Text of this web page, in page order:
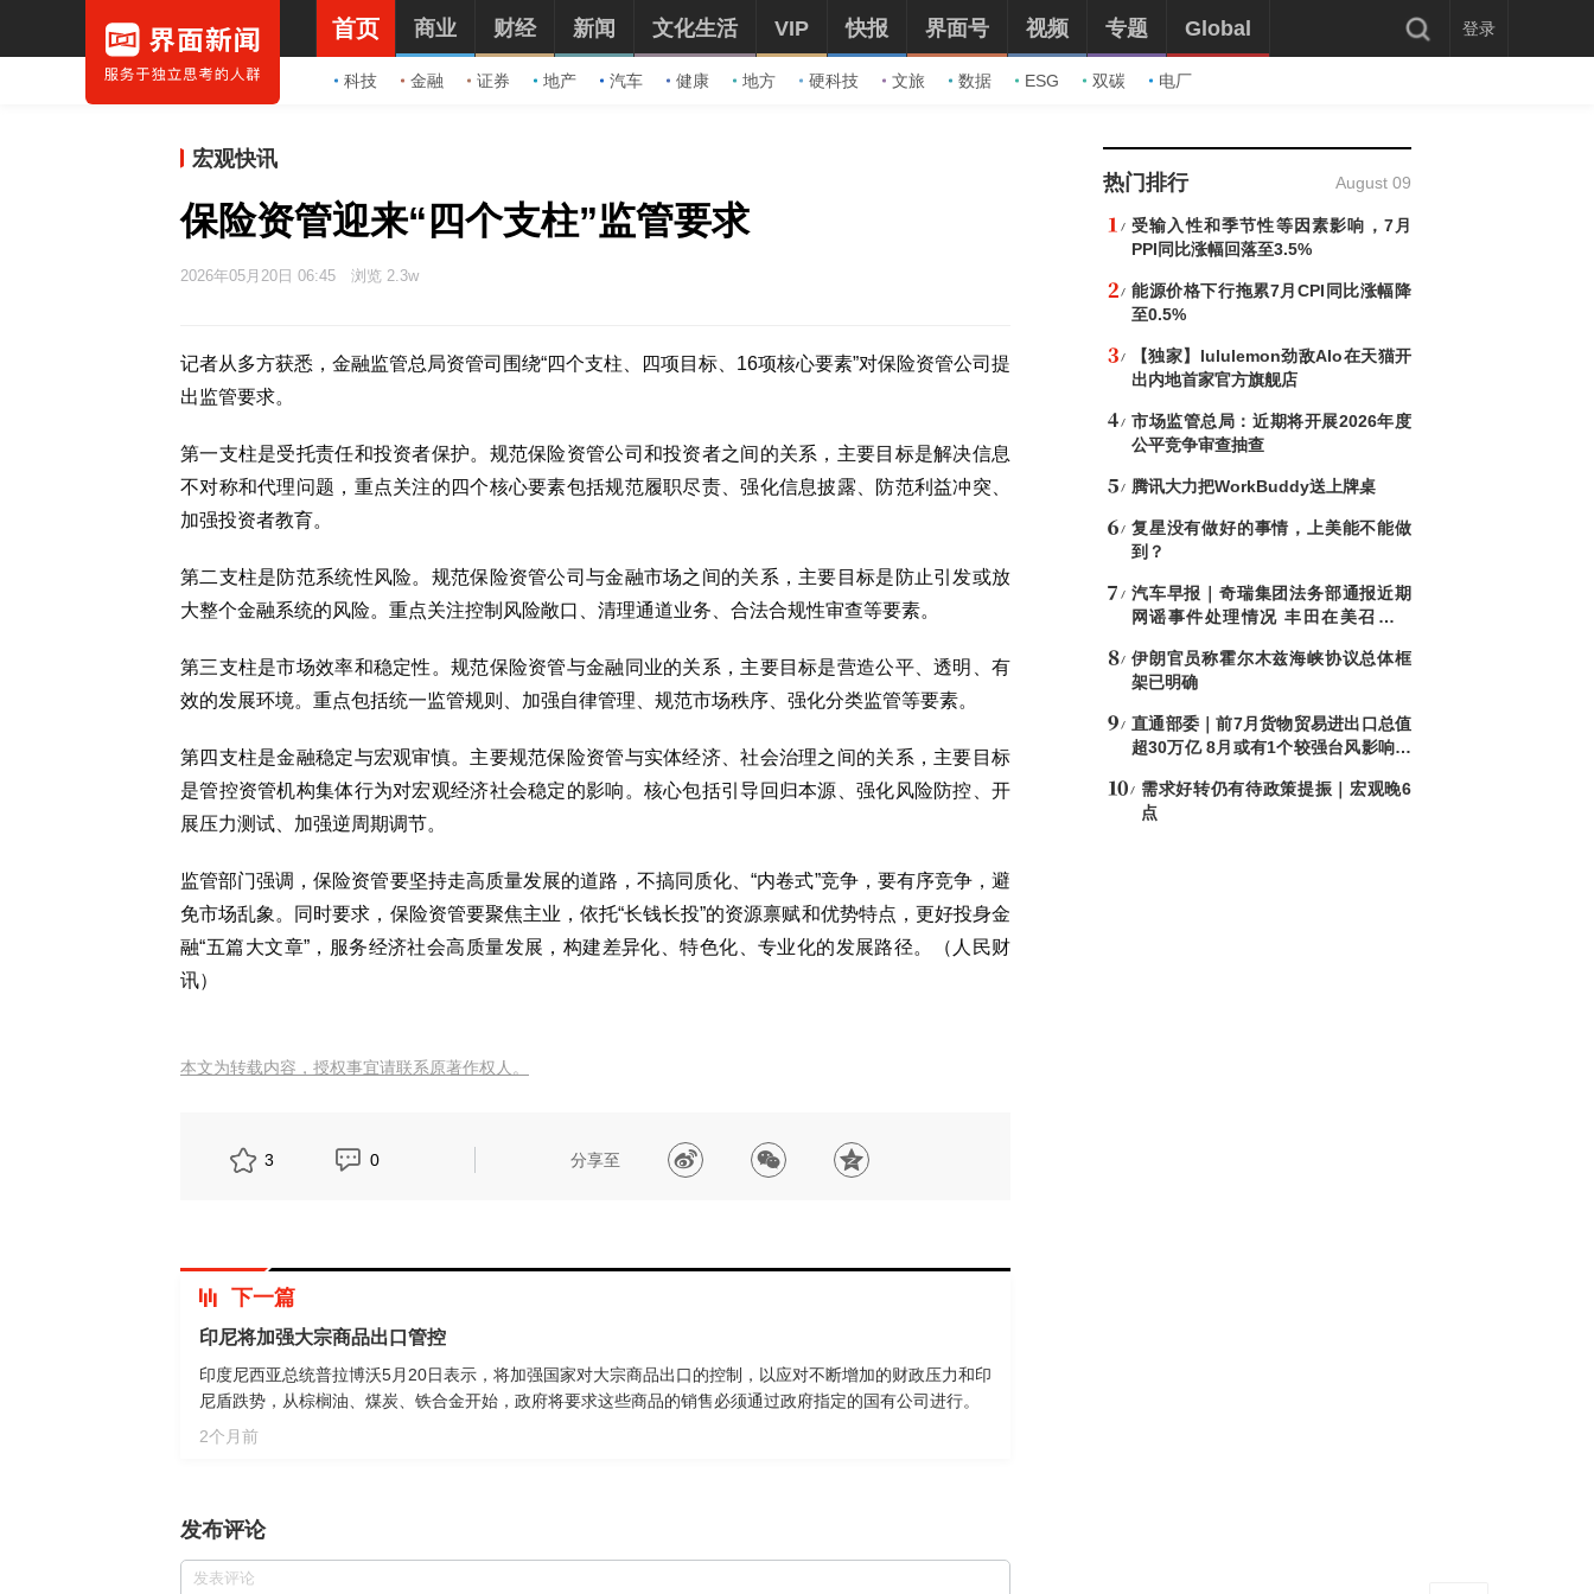
首页
科技 金融 证券 地产 汽车 健康 地方 硬科技 文旅 数据 ESG 双碳 电厂
商业 财经 新闻 文化生活 VIP 快报 界面号 视频 专题 Global 登录
宏观快讯
保险资管迎来“四个支柱”监管要求
2026年05月20日 06:45 浏览 2.3w
记者从多方获悉，金融监管总局资管司围绕“四个支柱、四项目标、16项核心要素”对保险资管公司提
出监管要求。
第一支柱是受托责任和投资者保护。规范保险资管公司和投资者之间的关系，主要目标是解决信息
不对称和代理问题，重点关注的四个核心要素包括规范履职尽责、强化信息披露、防范利益冲突、
加强投资者教育。
第二支柱是防范系统性风险。规范保险资管公司与金融市场之间的关系，主要目标是防止引发或放
大整个金融系统的风险。重点关注控制风险敞口、清理通道业务、合法合规性审查等要素。
第三支柱是市场效率和稳定性。规范保险资管与金融同业的关系，主要目标是营造公平、透明、有
效的发展环境。重点包括统一监管规则、加强自律管理、规范市场秩序、强化分类监管等要素。
第四支柱是金融稳定与宏观审慎。主要规范保险资管与实体经济、社会治理之间的关系，主要目标
是管控资管机构集体行为对宏观经济社会稳定的影响。核心包括引导回归本源、强化风险防控、开
展压力测试、加强逆周期调节。
监管部门强调，保险资管要坚持走高质量发展的道路，不搞同质化、“内卷式”竞争，要有序竞争，避
免市场乱象。同时要求，保险资管要聚焦主业，依托“长钱长投”的资源禀赋和优势特点，更好投身金
融“五篇大文章”，服务经济社会高质量发展，构建差异化、特色化、专业化的发展路径。（人民财
讯）
本文为转载内容，授权事宜请联系原著作权人。
3 0 分享至
下一篇
印尼将加强大宗商品出口管控
印度尼西亚总统普拉博沃5月20日表示，将加强国家对大宗商品出口的控制，以应对不断增加的财政压力和印
尼盾跌势，从棕榈油、煤炭、铁合金开始，政府将要求这些商品的销售必须通过政府指定的国有公司进行。
2个月前
发布评论
热门排行 August 09
受输入性和季节性等因素影响，7月
PPI同比涨幅回落至3.5%
能源价格下行拖累7月CPI同比涨幅降
至0.5%
【独家】lululemon劲敌Alo在天猫开
出内地首家官方旗舰店
市场监管总局：近期将开展2026年度
公平竞争审查抽查
腾讯大力把WorkBuddy送上牌桌
复星没有做好的事情，上美能不能做
到？
汽车早报｜奇瑞集团法务部通报近期
网谣事件处理情况 丰田在美召回约
伊朗官员称霍尔木兹海峡协议总体框
架已明确
直通部委｜前7月货物贸易进出口总值
超30万亿 8月或有1个较强台风影响北
需求好转仍有待政策提振｜宏观晚6
点